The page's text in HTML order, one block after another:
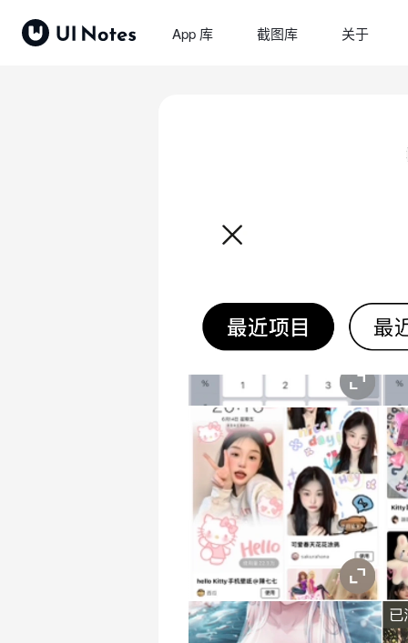
App 库 截图库 关于